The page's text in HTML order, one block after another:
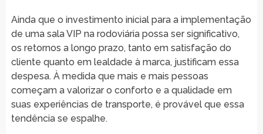
Ainda que o investimento inicial para a implementação
de uma sala VIP na rodoviária possa ser significativo,
os retornos a longo prazo, tanto em satisfação do
cliente quanto em lealdade à marca, justificam essa
despesa. À medida que mais e mais pessoas
começam a valorizar o conforto e a qualidade em
suas experiências de transporte, é provável que essa
tendência se espalhe.